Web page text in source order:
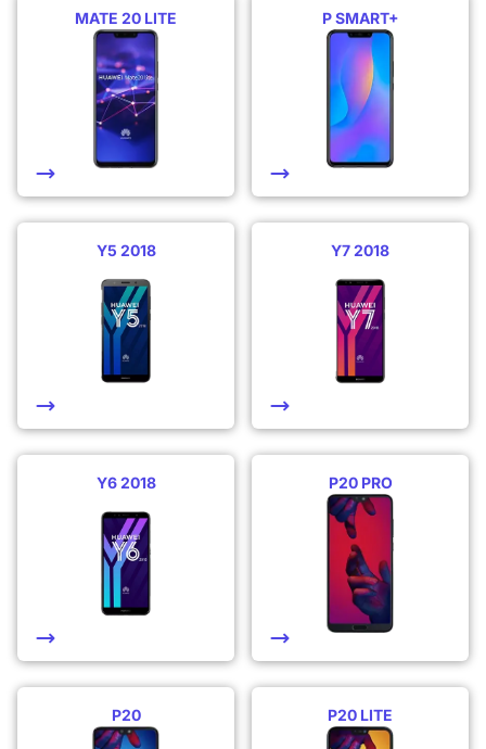
MATE 20 LITE P SMART+
Y5 2018 Y7 2018
Y6 2018 P20 PRO
P20 P20 LITE